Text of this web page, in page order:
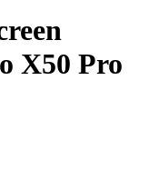
X50 Pro